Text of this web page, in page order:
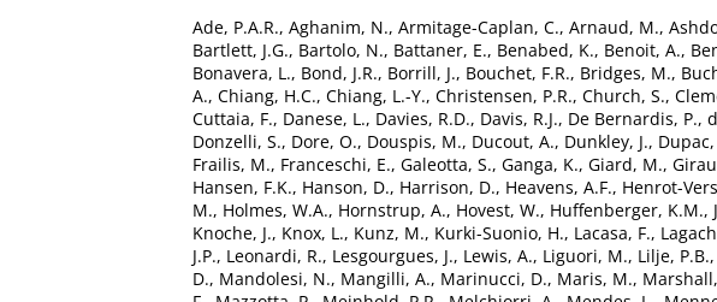
Ade, P.A.R., Aghanim, N., Armitage-Caplan, C., Arnaud, M.,
Bartlett, J.G., Bartolo, N., Battaner, E., Benabed, K., Benoit, A.,
Bonavera, L., Bond, J.R., Borrill, J., Bouchet, F.R., Bridges, M.,
A., Chiang, H.C., Chiang, L.-Y., Christensen, P.R., Church, S.,
Cuttaia, F., Danese, L., Davies, R.D., Davis, R.J., De Bernardis, P.,
Donzelli, S., Dore, O., Douspis, M., Ducout, A., Dunkley, J., Dupac,
Frailis, M., Franceschi, E., Galeotta, S., Ganga, K., Giard, M.,
Hansen, F.K., Hanson, D., Harrison, D., Heavens, A.F., Henrot-
M., Holmes, W.A., Hornstrup, A., Hovest, W., Huffenberger, K.M.,
Knoche, J., Knox, L., Kunz, M., Kurki-Suonio, H., Lacasa, F.,
J.P., Leonardi, R., Lesgourgues, J., Lewis, A., Liguori, M., Lilje, P.B.,
D., Mandolesi, N., Mangilli, A., Marinucci, D., Maris, M.,